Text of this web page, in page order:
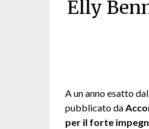
Elly
A un anno esatto
pubblicato da
per il forte